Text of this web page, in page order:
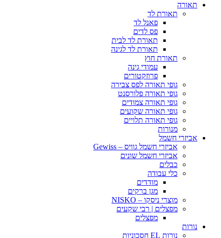
תאורה
תאורת לד
פאנל לד
פס לדים
תאורת לד לבית
תאורת לד לגינה
תאורת חוץ
עמודי גינה
פרוזקטורים
גופי תאורה לפס צבירה
גופי תאורה פלורסנט
גופי תאורה צמודים
גופי תאורה שקועים
גופי תאורה תלויים
מנורות
אביזרי חשמל
אביזרי חשמל גוויס – Gewiss
אביזרי חשמל שונים
כבלים
כלי עבודה
מודדים
מגן ברקים
מוצרי ניסקו – NISKO
מפצלים | רבי שקעים
מפצלים
נורות
נורות EL חסכוניות